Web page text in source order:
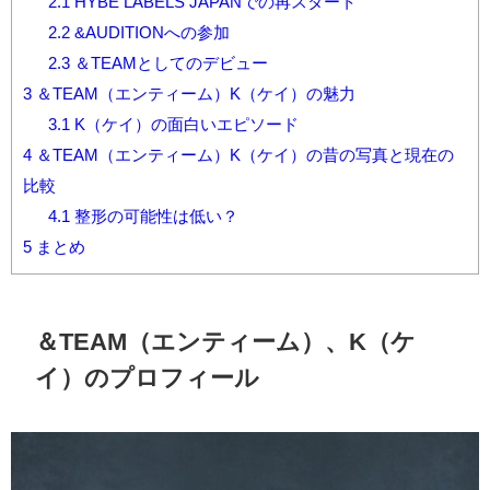
2.2&AUDITIONへの参加
2.3＆TEAMとしてのデビュー
3 ＆TEAM（エンティーム）K（ケイ）の魅力
3.1 K（ケイ）の面白いエピソード
4 ＆TEAM（エンティーム）K（ケイ）の昔の写真と現在の
比較
4.1 整形の可能性は低い？
5 まとめ
＆TEAM（エンティーム）、K（ケ
イ）のプロフィール